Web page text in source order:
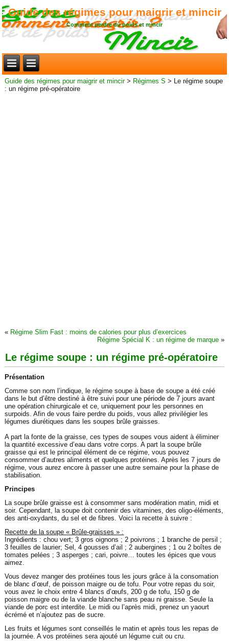
Guide des régimes pour maigrir et mincir
Comment perdre du poids et mincir
Guide des régimes pour maigrir et mincir> Régimes S > Le régime soupe
: un régime pré-opératoire
« Régime Slim Fast : moins de calories pour plus d’exercices
Régime Spécial K : un régime de marque»
Le régime soupe : un régime pré-opératoire
Présentation
Comme son nom l’indique, le régime soupe à base de soupe a été créé
dans le but d’être destiné à être suivi pour une période de 7 jours avant
une opération chirurgicale et ce, uniquement pour les personnes en
surpoids. Afin de vous faire perdre du poids, vous allez privilégier les
légumes diurétiques dans les soupes brûle graisses.
A part la fonte de la graisse, ces types de soupes vous aident à éliminer
la quantité excessive d’eau dans votre corps. A part la soupe brûle
graisse qui est le principal élément de ce régime, vous pouvez
consommer d’autres aliments et quelques protéines. Après les 7 jours de
régime, vous aurez encore à passer une autre semaine pour la phase de
stabilisation.
Principes
La soupe brûle graisse est à consommer sans modération matin, midi et
soir. Cependant, la soupe doit contenir des vitamines, des oligo-éléments,
des anti-oxydants, du sel et de fibres. Voici la recette à suivre :
Recette de la soupe « Brûle-graisses » :
Ingrédients : chou vert; 3 gros oignons ; 2 poivrons ; 1 branche de persil ;
3 feuilles de laurier; Sel, 4 gousses d’ail ; 2 aubergines ; 1 ou 2 boîtes de
tomates pelées ; 3 asperges ; cari, poivre… toutes les épices que vous
aimez.
Vous devez manger des protéines tous les jours grâce à la consomation
de blanc d’œuf, de poisson maigre ou de tofu. Pour votre repas du soir,
vous avez le choix entre 4 blancs d’œufs, 200 g de tofu, 150 g de
poisson maigre ou de la viande blanche sans peau ni graisse. Seule la
viande de porc est interdite. Le midi ou l’après midi, prenez un yaourt
écrémé et n’ajoutez pas de sucre.
Les fruits et légumes sont conseillés le matin et après tous les repas de
la journée. A vos protéines sera ajouté un légume cuit ou cru.